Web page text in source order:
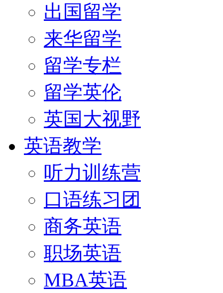
出国留学
来华留学
留学专栏
留学英伦
英国大视野
英语教学
听力训练营
口语练习团
商务英语
职场英语
MBA英语